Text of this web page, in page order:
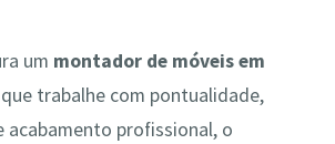
um montador de móveis em
trabalhe com pontualidade,
acabamento profissional, o